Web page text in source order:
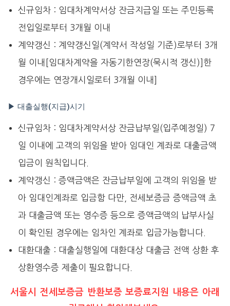
신규임차 : 임대차계약서상 잔금지급일 또는 주민등록
전입일로부터 3개월 이내
계약갱신 : 계약갱신일(계약서 작성일 기준)로부터 3개
월 이내[임대차계약을 자동기한연장(묵시적 갱신)]한
경우에는 연장개시일로터 3개월 이내]
▶ 대출실행(지급)시기
신규임차 : 임대차계약서상 잔금납부일(입주예정일) 7
일 이내에 고객의 위임을 받아 임대인 계좌로 대출금액
입금이 원칙입니다.
계약갱신 : 증액금액은 잔금납부일에 고객의 위임을 받
아 임대인계좌로 입금함 다만, 전세보증금 증액금액 초
과 대출금액 또는 영수증 등으로 증액금액의 납부사실
이 확인된 경우에는 임차인 계좌로 입금가능합니다.
대환대출 : 대출실행일에 대환대상 대출금 전액 상환 후
상환영수증 제출이 필요합니다.
서울시 전세보증금 반환보증 보증료지원 내용은 아래